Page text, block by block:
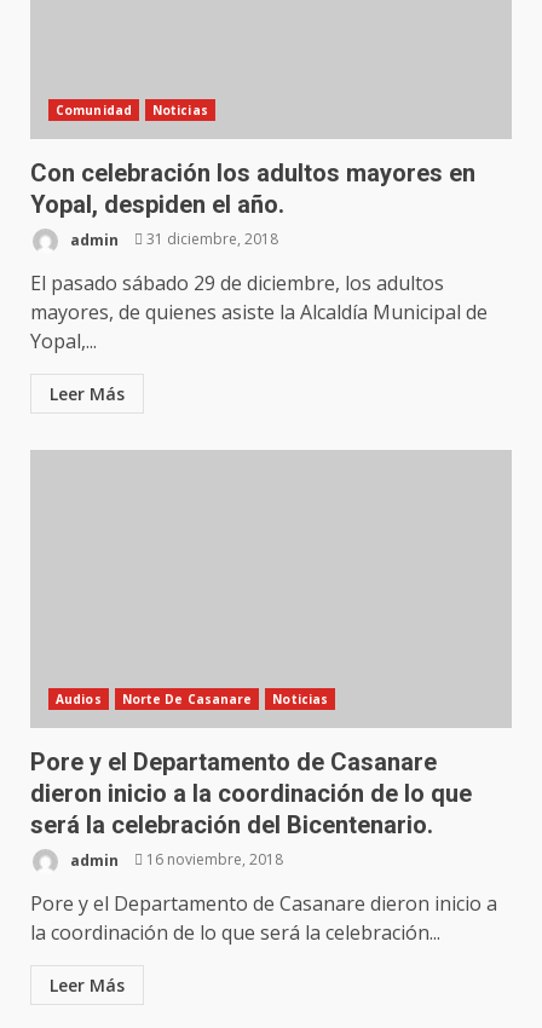
Comunidad Noticias
Con celebración los adultos mayores en
Yopal, despiden el año.
admin 31 diciembre, 2018
El pasado sábado 29 de diciembre, los adultos
mayores, de quienes asiste la Alcaldía Municipal de
Yopal,...
Leer Más
Audios Norte De Casanare Noticias
Pore y el Departamento de Casanare
dieron inicio a la coordinación de lo que
será la celebración del Bicentenario.
admin 16 noviembre, 2018
Pore y el Departamento de Casanare dieron inicio a
la coordinación de lo que será la celebración...
Leer Más